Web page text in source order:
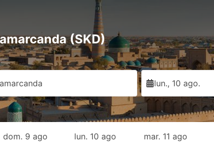
(SKD)
lun., 10 ago.
dom. 9 ago lun. 10 ago mar. 11 ago